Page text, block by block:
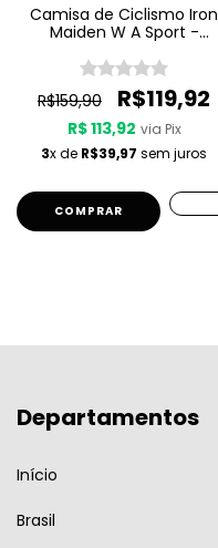
Camisa de Ciclismo Iron
Maiden W A Sport -
Son
R$159,90
R$119,92
R$ 113,92 via Pix
3x de R$39,97 sem juros
COMPRAR
Departamentos
Início
Brasil